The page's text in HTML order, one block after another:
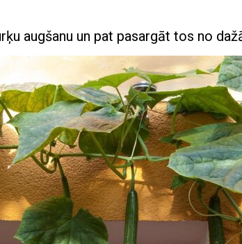
augšanu un pat pasargāt tos no